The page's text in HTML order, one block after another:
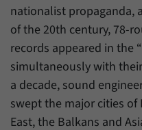
nationalist propaganda,
of the 20th century, 78-
records appeared in the
simultaneously with
a decade, sound
swept the major cities of
East, the Balkans and